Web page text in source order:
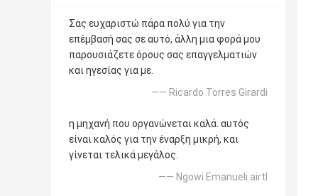
Σας ευχαριστώ πάρα πολύ για την
επέμβασή σας σε αυτό, άλλη μια φορά μου
παρουσιάζετε όρους σας επαγγελματιών
και ηγεσίας για με.
—— Ricardo Torres Girardi
η μηχανή που οργανώνεται καλά. αυτός
είναι καλός για την έναρξη μικρή, και
γίνεται τελικά μεγάλος.
—— Ngowi Emanueli airtl